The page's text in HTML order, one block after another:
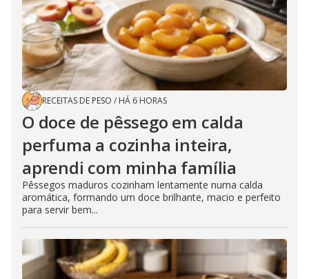
RECEITAS DE PESO / HÁ 6 HORAS
O doce de pêssego em calda
perfuma a cozinha inteira,
aprendi com minha família
Pêssegos maduros cozinham lentamente numa calda
aromática, formando um doce brilhante, macio e perfeito
para servir bem...